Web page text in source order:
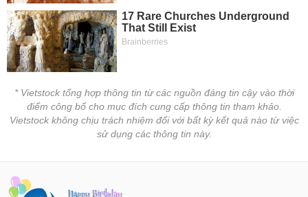
* Vietstock tổng hợp thông tin từ các nguồn đáng tin cậy vào thời
điểm công bố cho mục đích cung cấp thông tin tham khảo.
Vietstock không chịu trách nhiệm đối với bất kỳ kết quả nào từ việc
sử dụng các thông tin này.